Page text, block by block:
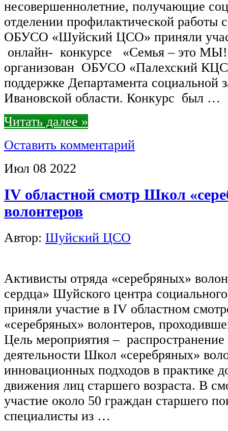
несовершеннолетние, получающие
отделении профилактической работы
ОБУСО «Шуйский ЦСО» приняли
онлайн- конкурсе «Семья – это
организован ОБУСО «Палехский
поддержке Департамента социальной
Ивановской области. Конкурс был …
Читать далее »
Оставить комментарий
Июл 08 2022
IV областной смотр Школ
волонтеров
Автор: Шуйский ЦСО
Активисты отряда «серебряных»
сердца» Шуйского центра
приняли участие в IV областном
«серебряных» волонтеров,
Цель мероприятия –
деятельности Школ «серебряных»
инновационных подходов в практике
движения лиц старшего возраста. В
участие около 50 граждан старшего
специалисты из …